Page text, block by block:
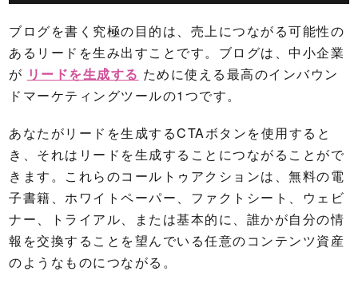
ブログを書く究極の目的は、売上につながる可能性の
あるリードを生み出すことです。ブログは、中小企業
が リードを生成する ために使える最高のインバウン
ドマーケティングツールの1つです。
あなたがリードを生成するCTAボタンを使用すると
き、それはリードを生成することにつながることがで
きます。これらのコールトゥアクションは、無料の電
子書籍、ホワイトペーパー、ファクトシート、ウェビ
ナー、トライアル、または基本的に、誰かが自分の情
報を交換することを望んでいる任意のコンテンツ資産
のようなものにつながる。